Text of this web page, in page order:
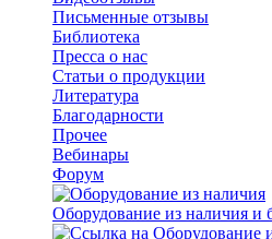
Письменные отзывы
Библиотека
Пресса о нас
Статьи о продукции
Литература
Благодарности
Прочее
Вебинары
Форум
Оборудование из наличия и